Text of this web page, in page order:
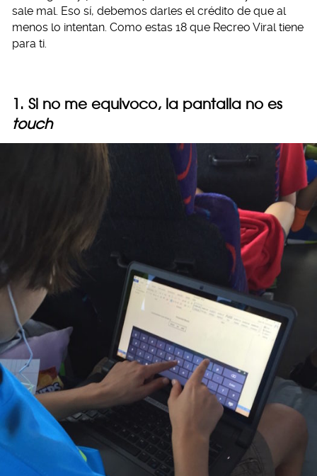
sale mal. Eso sí, debemos darles el crédito de que al
menos lo intentan. Como estas 18 que Recreo Viral tiene
para ti.
1. Si no me equivoco, la pantalla no es
touch